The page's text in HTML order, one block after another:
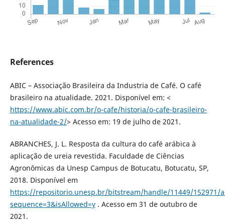
References
ABIC – Associação Brasileira da Industria de Café. O café
brasileiro na atualidade. 2021. Disponível em: <
https://www.abic.com.br/o-cafe/historia/o-cafe-brasileiro-
na-atualidade-2/> Acesso em: 19 de julho de 2021.
ABRANCHES, J. L. Resposta da cultura do café arábica à
aplicação de ureia revestida. Faculdade de Ciências
Agronômicas da Unesp Campus de Botucatu, Botucatu, SP,
2018. Disponível em
https://repositorio.unesp.br/bitstream/handle/11449/152971/
sequence=3&isAllowed=y. Acesso em 31 de outubro de
2021.